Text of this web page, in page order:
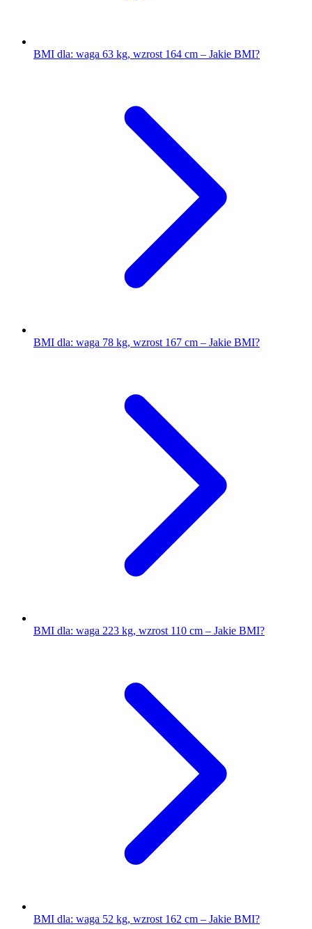
BMI dla: waga 63 kg, wzrost 164 cm – Jakie BMI?
BMI dla: waga 78 kg, wzrost 167 cm – Jakie BMI?
BMI dla: waga 223 kg, wzrost 110 cm – Jakie BMI?
BMI dla: waga 52 kg, wzrost 162 cm – Jakie BMI?